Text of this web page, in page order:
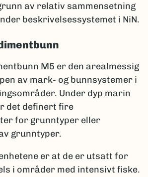
av relativ sammensetning
beskrivelsessystemet i NiN.
M5 er den arealmessig
av mark- og bunnsystemer i
Under dyp marin
det definert fire
for grunntyper eller
grunntyper.
er at de er utsatt for
i områder med intensivt fiske.